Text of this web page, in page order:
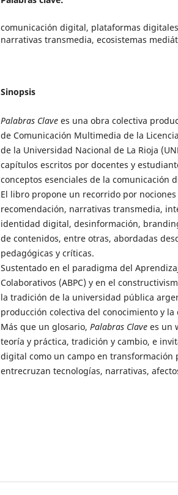
comunicación digital, plataformas
narrativas transmedia, ecosistemas
Sinopsis
Palabras Clave es una obra colectiva
de Comunicación Multimedia de la
de la Universidad Nacional de La Rioja
capítulos escritos por docentes y
conceptos esenciales de la comunicación
El libro propone un recorrido por
recomendación, narrativas transmedia,
identidad digital, desinformación,
de contenidos, entre otras, abordadas
pedagógicas y críticas.
Sustentado en el paradigma del
Colaborativos (ABPC) y en el
la tradición de la universidad pública
producción colectiva del conocimiento y
Más que un glosario, Palabras Clave es un
teoría y práctica, tradición y cambio, e
digital como un campo en transformación
entrecruzan tecnologías, narrativas,